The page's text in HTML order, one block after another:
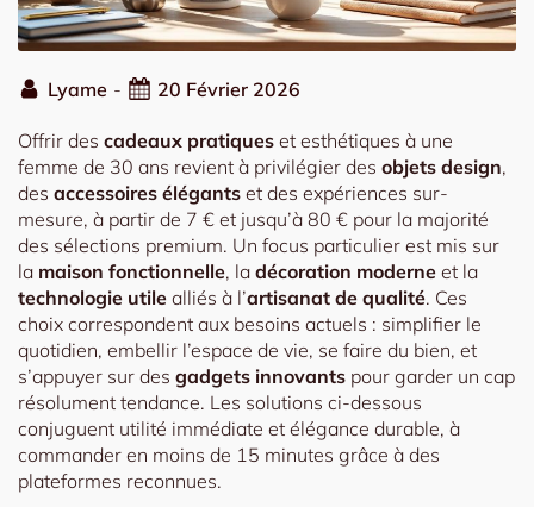
Lyame - 20 Février 2026
Offrir des cadeaux pratiques et esthétiques à une
femme de 30 ans revient à privilégier des objets design,
des accessoires élégants et des expériences sur-
mesure, à partir de 7 € et jusqu’à 80 € pour la majorité
des sélections premium. Un focus particulier est mis sur
la maison fonctionnelle, la décoration moderne et la
technologie utile alliés à l’artisanat de qualité. Ces
choix correspondent aux besoins actuels : simplifier le
quotidien, embellir l’espace de vie, se faire du bien, et
s’appuyer sur des gadgets innovants pour garder un cap
résolument tendance. Les solutions ci-dessous
conjuguent utilité immédiate et élégance durable, à
commander en moins de 15 minutes grâce à des
plateformes reconnues.